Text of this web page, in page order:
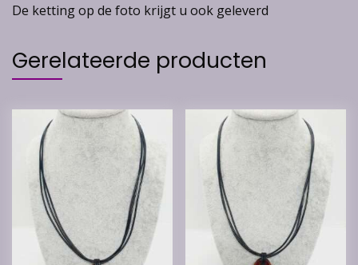
De ketting op de foto krijgt u ook geleverd
Gerelateerde producten